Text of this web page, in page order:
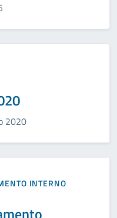
2020
INTERNO